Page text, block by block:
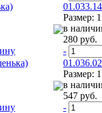
Размер:
в
280 руб.
-
Размер:
в
547 руб.
-